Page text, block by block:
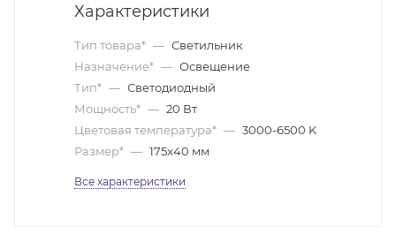
Характеристики
Тип товара* — Светильник
Назначение* — Освещение
Тип* — Светодиодный
Мощность* — 20 Вт
Цветовая температура* — 3000-6500 K
Размер* — 175х40 мм
Все характеристики